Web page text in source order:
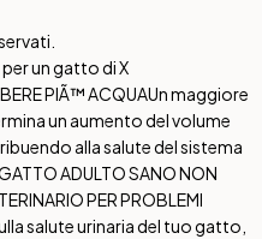
un gatto di X
PIÃ™ ACQUAUn maggiore
un aumento del volume
alla salute del sistema
ADULTO SANO NON
PER PROBLEMI
salute urinaria del tuo gatto,